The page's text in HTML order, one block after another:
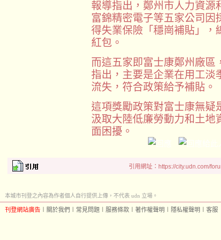
報導指出，鄭州市人力資源
富錦精密電子等五家公司因
得失業保險「穩崗補貼」，
紅包。
而這五家即富士康鄭州廠區
指出，主要是企業在用工淡
流失，符合政策給予補貼。
這項獎勵政策對富士康無疑
汲取大陸低廉勞動力和土地
面困擾。
引用網址：https://city.udn.com/
本城市刊登之內容為作者個人自行提供上傳，不代表 udn 立場。
刊登網站廣告 關於我們 常見問題 服務條款 著作權聲明 隱私權聲明 客服